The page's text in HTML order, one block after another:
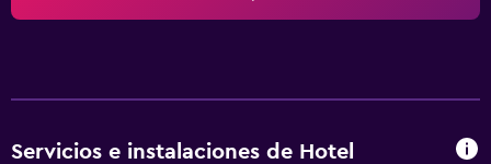
Servicios e instalaciones de Hotel